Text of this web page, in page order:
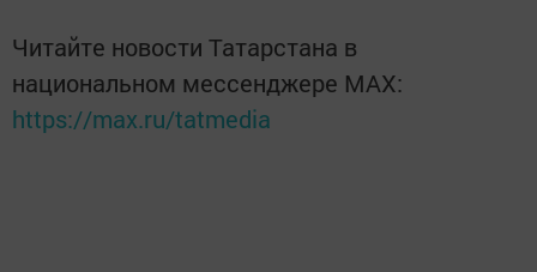
Читайте новости Татарстана в
национальном мессенджере MАХ:
https://max.ru/tatmedia